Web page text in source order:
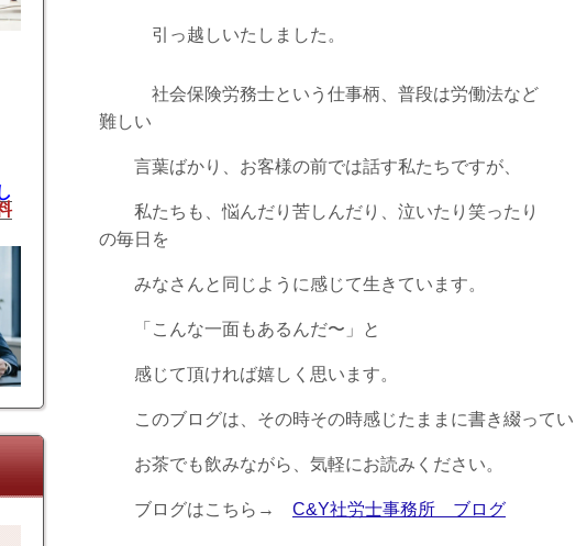
引っ越しいたしました。
社会保険労務士という仕事柄、普段は労働法など
難しい
言葉ばかり、お客様の前では話す私たちですが、
私たちも、悩んだり苦しんだり、泣いたり笑ったり
の毎日を
みなさんと同じように感じて生きています。
「こんな一面もあるんだ〜」と
感じて頂ければ嬉しく思います。
このブログは、その時その時感じたままに書き綴ってい
お茶でも飲みながら、気軽にお読みください。
ブログはこちら→ C&Y社労士事務所 ブログ